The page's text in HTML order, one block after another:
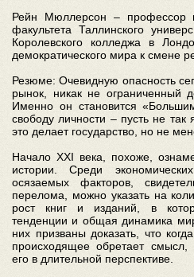
Рейн Мюллерсон – профессор
факультета Таллинского
Королевского колледжа в
демократического мира к смене
Резюме: Очевидную опасность
рынок, никак не ограниченный
Именно он становится
свободу личности – пусть не так
это делает государство, но не
Начало XXI века, похоже,
истории. Среди
осязаемых факторов,
перелома, можно указать на
рост книг и изданий, в
тенденции и общая динамика
них призваны доказать, что
происходящее обретает смысл,
его в длительной перспективе.